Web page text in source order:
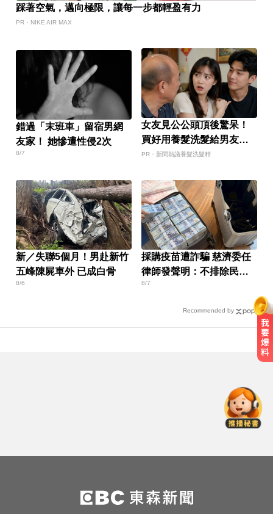
踩著空氣，邁向極限，讓每一步都輕盈有力
PR・NIKE AIR MAX
錯過「末班車」留宿男網
友家！ 她慘遭性侵2次
8/7
女友見公公頭頂後驚呆！
買好用養髮洗髮給男友引
網議論
PR・新聞熱議養髮洗髮精
新／失聯5個月！男赴新竹
五峰陳屍車外 已成白骨
8/6
採購疫苗遭詐騙 慈濟委任
律師發聲明：不排除民事
求償
8/7
Recommended by
比竹科還大！馬斯克喊打造「地球
最大建築」 亮點一次看